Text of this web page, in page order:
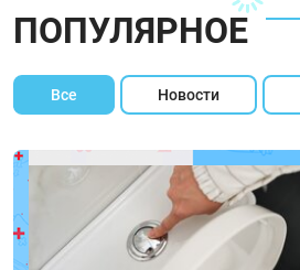
ПОПУЛЯРНОЕ
Все Новости